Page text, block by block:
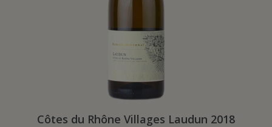
Côtes du Rhône Villages Laudun 2018